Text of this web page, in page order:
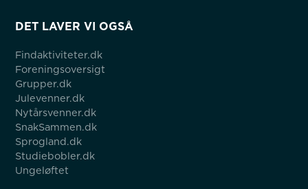
DET LAVER VI OGSÅ
Findaktiviteter.dk
Foreningsoversigt
Grupper.dk
Julevenner.dk
Nytårsvenner.dk
SnakSammen.dk
Sprogland.dk
Studiebobler.dk
Ungeløftet